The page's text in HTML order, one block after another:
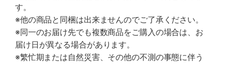
す。
※他の商品と同梱は出来ませんのでご了承ください。
※同一のお届け先でも複数商品をご購入の場合は、お
届け日が異なる場合があります。
※繁忙期または自然災害、その他の不測の事態に伴う